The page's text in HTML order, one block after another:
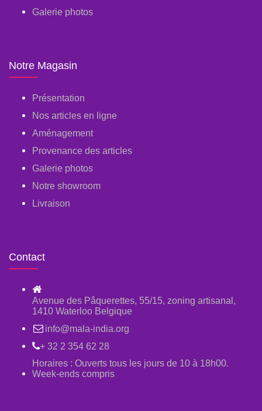
Galerie photos
Notre Magasin
Présentation
Nos articles en ligne
Aménagement
Provenance des articles
Galerie photos
Notre showroom
Livraison
Contact
Avenue des Pâquerettes, 55/15, zoning artisanal,
1410 Waterloo Belgique
info@mala-india.org
+ 32 2 354 62 28
Horaires : Ouverts tous les jours de 10 à 18h00.
Week-ends compris